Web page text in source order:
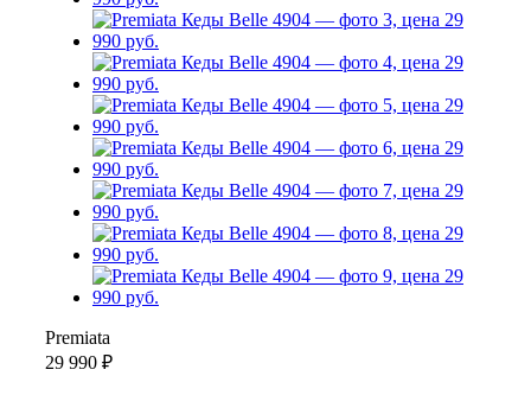
Premiata
29 990 ₽